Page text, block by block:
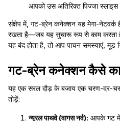
आपको उस अतिरिक्त पिज्जा
संक्षेप में, गट-ब्रेन कनेक्शन यह मेगा-
रखता है—जब यह सुचारू रूप से काम
यह बंद होता है, तो आप पाचन समस्याएं,
गट-ब्रेन कनेक्शन कैसे
यह एक सरल दौड़ के बजाय एक चरण-दर-
तोड़ें:
न्यूरल पाथवे (वागस नर्व): आपके गट में